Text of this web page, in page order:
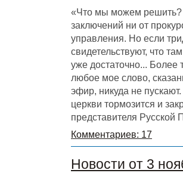
«Что мы можем решить?
заключений ни от
управления. Но если
свидетельствуют, что
уже достаточно... Более
любое мое слово,
эфир, никуда не
церкви тормозится и
представителя
Комментариев: 17
Новости от 3